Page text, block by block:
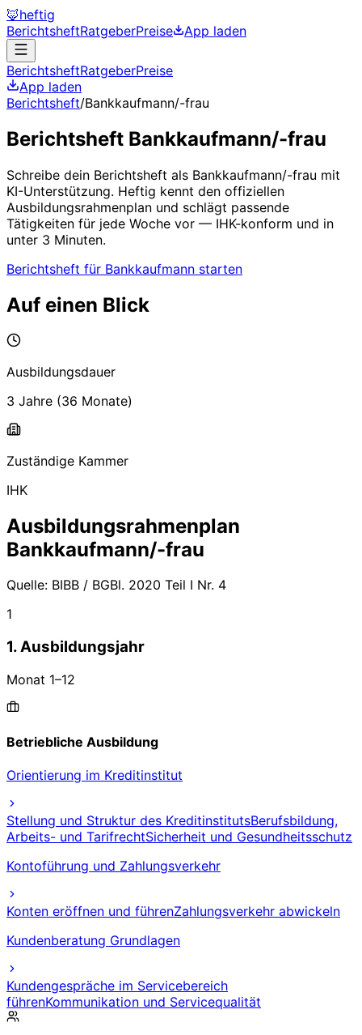
🦊heftig
BerichtsheftRatgeberPreise App laden
BerichtsheftRatgeberPreise
App laden
Berichtsheft/Bankkaufmann/-frau
Berichtsheft Bankkaufmann/-frau
Schreibe dein Berichtsheft als Bankkaufmann/-frau mit
KI-Unterstützung. Heftig kennt den offiziellen
Ausbildungsrahmenplan und schlägt passende
Tätigkeiten für jede Woche vor — IHK-konform und in
unter 3 Minuten.
Berichtsheft für Bankkaufmann starten
Auf einen Blick
Ausbildungsdauer
3 Jahre (36 Monate)
Zuständige Kammer
IHK
Ausbildungsrahmenplan
Bankkaufmann/-frau
Quelle: BIBB / BGBl. 2020 Teil I Nr. 4
1
1. Ausbildungsjahr
Monat 1–12
Betriebliche Ausbildung
Orientierung im Kreditinstitut
Stellung und Struktur des KreditinstitutsBerufsbildung,
Arbeits- und TarifrechtSicherheit und Gesundheitsschutz
Kontoführung und Zahlungsverkehr
Konten eröffnen und führenZahlungsverkehr abwickeln
Kundenberatung Grundlagen
Kundengespräche im Servicebereich
führenKommunikation und Servicequalität